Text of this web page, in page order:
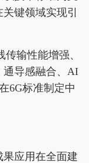
键领域实现引
输性能增强、
通导感融合、AI
6G标准制定中
应用在全面建